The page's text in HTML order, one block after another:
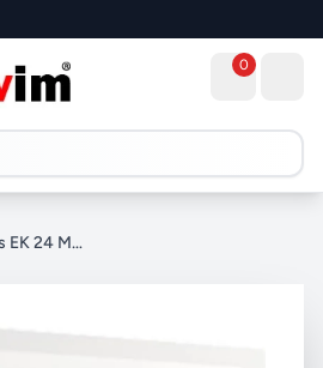
0
E.C.A. Arceus EK 24 MT 24 kW Elektrikli Kombi